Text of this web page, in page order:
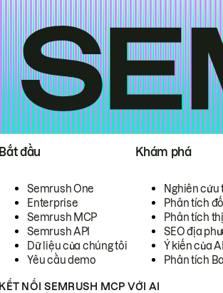
Bắt đầu
Semrush One
Enterprise
Semrush MCP
Semrush API
Dữ liệu của chúng tôi
Yêu cầu demo
Khám phá
Nghiên cứu
Phân tích
Phân tích
SEO địa
Ý kiến của
Phân tích
KẾT NỐI SEMRUSH MCP VỚI AI